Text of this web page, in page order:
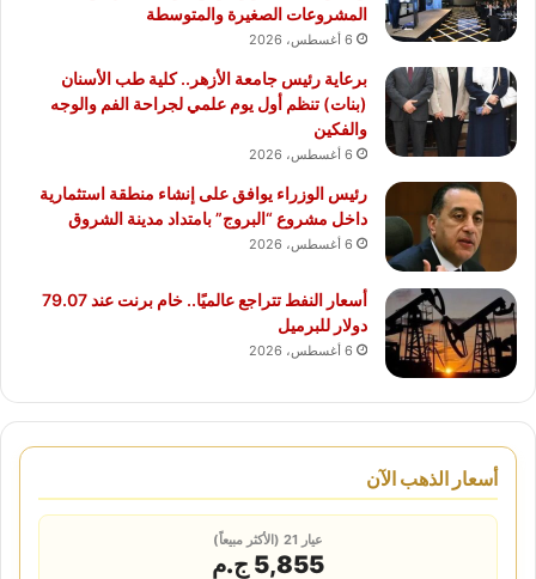
المشروعات الصغيرة والمتوسطة
6 أغسطس، 2026
برعاية رئيس جامعة الأزهر.. كلية طب الأسنان
(بنات) تنظم أول يوم علمي لجراحة الفم والوجه
والفكين
6 أغسطس، 2026
رئيس الوزراء يوافق على إنشاء منطقة استثمارية
داخل مشروع “البروج” بامتداد مدينة الشروق
6 أغسطس، 2026
أسعار النفط تتراجع عالميًا.. خام برنت عند 79.07
دولار للبرميل
6 أغسطس، 2026
أسعار الذهب الآن
عيار 21 (الأكثر مبيعاً)
5,855 ج.م